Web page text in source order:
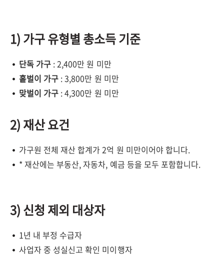
1) 가구 유형별 총소득 기준
단독 가구 : 2,400만 원 미만
홑벌이 가구 : 3,800만 원 미만
맞벌이 가구 : 4,300만 원 미만
2) 재산 요건
가구원 전체 재산 합계가 2억 원 미만이어야 합니다.
* 재산에는 부동산, 자동차, 예금 등을 모두 포함합니다.
3) 신청 제외 대상자
1년 내 부정 수급자
사업자 중 성실신고 확인 미이행자